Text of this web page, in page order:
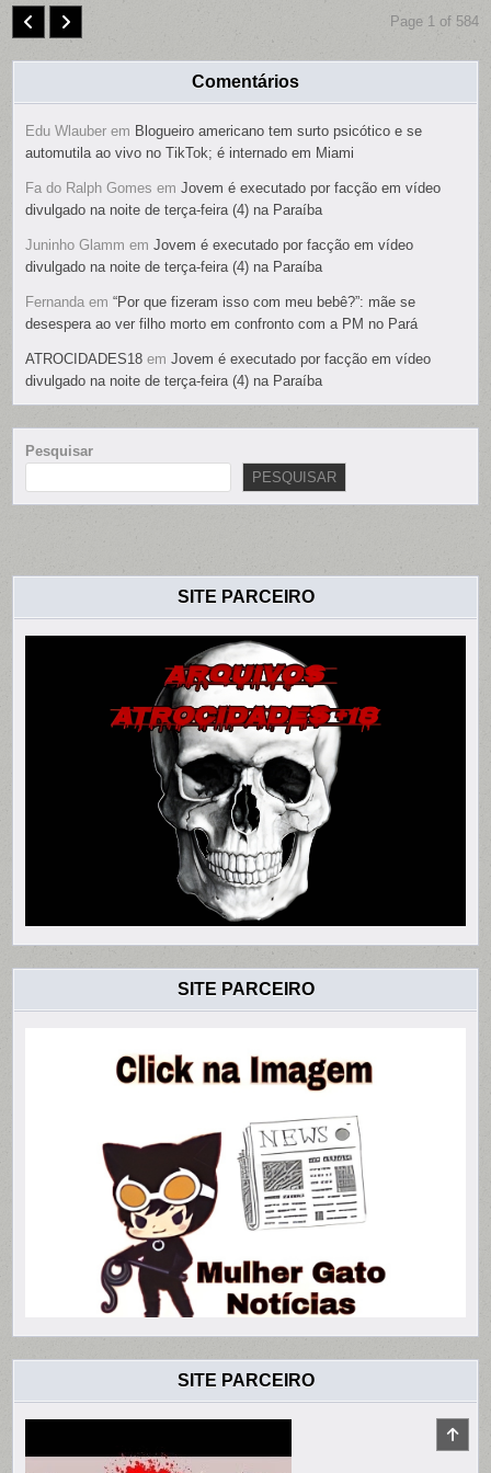
Page 1 of 584
Comentários
Edu Wlauber em Blogueiro americano tem surto psicótico e se
automutila ao vivo no TikTok; é internado em Miami
Fa do Ralph Gomes emJovem é executado por facção em vídeo
divulgado na noite de terça-feira (4) na Paraíba
Juninho Glamm emJovem é executado por facção em vídeo
divulgado na noite de terça-feira (4) na Paraíba
Fernanda em“Por que fizeram isso com meu bebê?”: mãe se
desespera ao ver filho morto em confronto com a PM no Pará
ATROCIDADES18 emJovem é executado por facção em vídeo
divulgado na noite de terça-feira (4) na Paraíba
Pesquisar
PESQUISAR
SITE PARCEIRO
SITE PARCEIRO
SITE PARCEIRO
TO